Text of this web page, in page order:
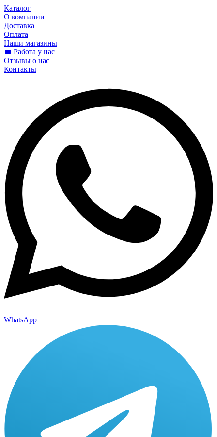
Каталог
О компании
Доставка
Оплата
Наши магазины
💼 Работа у нас
Отзывы о нас
Контакты
WhatsApp